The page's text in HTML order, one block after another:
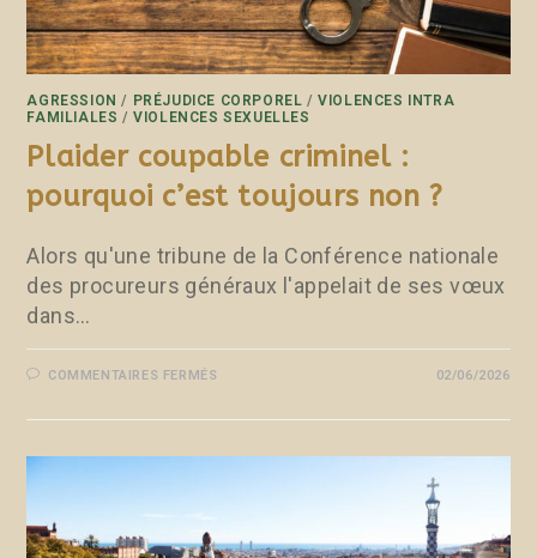
AGRESSION / PRÉJUDICE CORPOREL /VIOLENCES INTRA
FAMILIALES /VIOLENCES SEXUELLES
Plaider coupable criminel :
pourquoi c’est toujours non ?
Alors qu'une tribune de la Conférence nationale
des procureurs généraux l'appelait de ses vœux
dans…
COMMENTAIRES FERMÉS 02/06/2026